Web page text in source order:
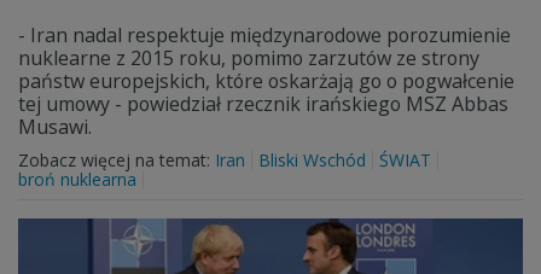
- Iran nadal respektuje międzynarodowe porozumienie
nuklearne z 2015 roku, pomimo zarzutów ze strony
państw europejskich, które oskarżają go o pogwałcenie
tej umowy - powiedział rzecznik irańskiego MSZ Abbas
Musawi.
Zobacz więcej na temat: Iran Bliski Wschód
ŚWIAT
broń nuklearna